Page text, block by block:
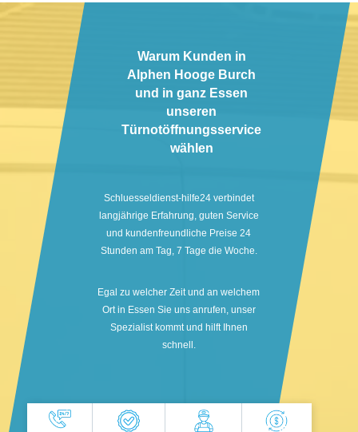
Warum Kunden in
Alphen Hooge Burch
und in ganz Essen
unseren
Türnotöffnungsservice
wählen
Schluesseldienst-hilfe24 verbindet
langjährige Erfahrung, guten Service
und kundenfreundliche Preise 24
Stunden am Tag, 7 Tage die Woche.
Egal zu welcher Zeit und an welchem
Ort in Essen Sie uns anrufen, unser
Spezialist kommt und hilft Ihnen
schnell.